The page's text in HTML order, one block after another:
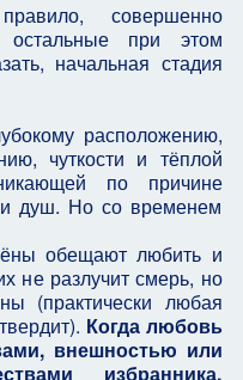
совершенно
при этом
начальная стадия
расположению,
чуткости и тёплой
по причине
душ. Но со временем
обещают любить и
не разлучит смерь, но
(практически любая
Когда любовь
внешностью или
избранника,